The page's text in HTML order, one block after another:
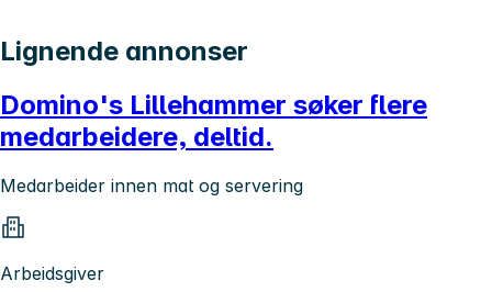
Lignende annonser
Domino's Lillehammer søker flere
medarbeidere, deltid.
Medarbeider innen mat og servering
Arbeidsgiver